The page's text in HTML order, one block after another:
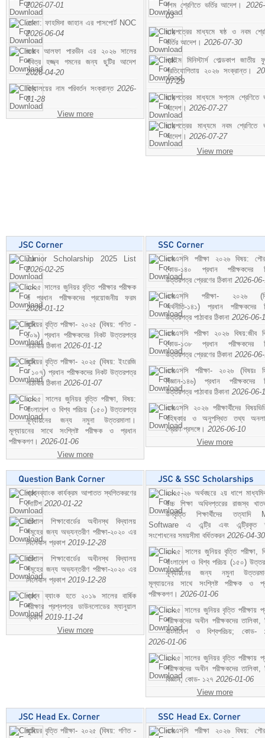
2026-07-01
মোসা: ফাহমিদা জাহান এর পাসপোর্ট NOC
2026-06-04
জনাব আলফা পারভীন এর ২০২৬ সালের
পবিত্র হজ্জ্ব গমনের জন্য ছুটির আদেশ
2026-04-20
বিদ্যালয়ের নাম পরিবর্তন সংক্রান্ত 2026-
01-28
View more
দশম শ্রেণিতে ভর্তির আদেশ।
03
ছাড়পত্রের মাধ্যমে ষষ্ঠ ও নবম
ভর্তির আদেশ। 2026-07-30
প্রাইম মিনিস্টার্স গোল্ডকাপ জাতীয়
প্রতিযোগিতায় ২০২৬ সংক্রান্ত।
07-29
ছাড়পত্রের মাধ্যমে সপ্তম শ্রেণিতে
আদেশ। 2026-07-27
ছাড়পত্রের মাধ্যমে নবম শ্রেণিতে
আদেশ। 2026-07-27
View more
Junior Scholarship 2025 List
2026-02-25
২০২৫ সালের জুনিয়র বৃত্তি পরীক্ষার পরীক্ষক
ও প্রধান পরীক্ষকদের প্রয়োজনীয় ফরম
2026-01-12
জুনিয়র বৃত্তি পরীক্ষা- ২০২৫ (বিষয়: গণিত -
১০৯) প্রধান পরীক্ষকদের নিকট উত্তরপত্র
পাঠাবার ঠিকানা 2026-01-12
জুনিয়র বৃত্তি পরীক্ষা- ২০২৫ (বিষয়: ইংরেজি
- ১০৭) প্রধান পরীক্ষকদের নিকট উত্তরপত্র
পাঠাবার ঠিকানা 2026-01-07
২০২৫ সালের জুনিয়র বৃত্তি পরীক্ষা, বিষয়:
বাংলাদেশ ও বিশ্ব পরিচয় (১৫০) উত্তরপত্র
মূল্যায়নের জন্য নমুনা উত্তরমালা।
মূল্যায়নের সাথে সংশ্লিষ্ট পরীক্ষক ও প্রধান
পরীক্ষকগণ। 2026-01-06
View more
এসএসসি পরীক্ষা ২০২৬ বিষয়:
কোড-১৪০ প্রধান পরীক্ষকদের
উত্তরপত্র প্রেরণের ঠিকানা 2026-
এসএসসি পরীক্ষা- ২০২৬
অর্থনীতি-১৪১) প্রধান পরীক্ষকদের
উত্তরপত্র পাঠাবার ঠিকানা 2026-06-
এসএসসি পরীক্ষা ২০২৬ বিষয়:জীব
কোড-১৩৮ প্রধান পরীক্ষকদের
উত্তরপত্র প্রেরণের ঠিকানা 2026-
এসএসসি পরীক্ষা- ২০২৬ (বিষয়ঃ
বিজ্ঞান-১৪৬) প্রধান পরীক্ষকদের
উত্তরপত্র পাঠাবার ঠিকানা 2026-06-
এসএসসি ২০২৬ পরীক্ষার্থীদের
বহিষ্কার ও অনুপস্থিত তথ্য
প্রেরণ প্রসঙ্গে। 2026-06-10
View more
প্রশ্নব্যাংক কার্যক্রম আপাতত স্থগিতকরণের
নোটিশ 2020-01-22
বরিশাল শিক্ষাবোর্ডের অধীনস্থ বিদ্যালয়
সমূহের জন্য অভ্যন্তরীণ পরীক্ষা-২০২০ এর
সিলেবাস প্রকাশ 2019-12-28
বরিশাল শিক্ষাবোর্ডের অধীনস্থ বিদ্যালয়
সমূহের জন্য অভ্যন্তরীণ পরীক্ষা-২০২০ এর
সিলেবাস প্রকাশ 2019-12-28
প্রশ্ন ব্যাংক হতে ২০১৯ সালের বার্ষিক
পরীক্ষার প্রশ্নপত্র ডাউনলোডের ম্যানুয়াল
প্রকাশ 2019-11-24
View more
২০২৫-২৬ অর্থবছরে ২য় ধাপে
উচ্চ শিক্ষা অধিদপ্তরের রাজস্ব
উপবৃত্তি শিক্ষার্থীদের তত্যাদি
Software এ এন্ট্রি এবং এন্ট্রিকৃত
সংশোধনের সময়সীমা বর্ধিতকরন 2026-04-30
২০২৫ সালের জুনিয়র বৃত্তি পরীক্ষা,
বাংলাদেশ ও বিশ্ব পরিচয় (১৫০)
মূল্যায়নের জন্য নমুনা
মূল্যায়নের সাথে সংশ্লিষ্ট পরীক্ষক ও
পরীক্ষকগণ। 2026-01-06
২০২৫ সালের জুনিয়র বৃত্তি পরীক্ষায়
পরীক্ষকদের অধীন পরীক্ষকদের তালিকা,
বাংলাদেশ ও বিশ্বপরিচয়; কোড-
2026-01-06
২০২৫ সালের জুনিয়র বৃত্তি পরীক্ষায়
পরীক্ষকদের অধীন পরীক্ষকদের তালিকা,
বিজ্ঞান; কোড- ১২৭ 2026-01-06
View more
জুনিয়র বৃত্তি পরীক্ষা- ২০২৫ (বিষয়: গণিত -
এসএসসি পরীক্ষা ২০২৬ বিষয়: